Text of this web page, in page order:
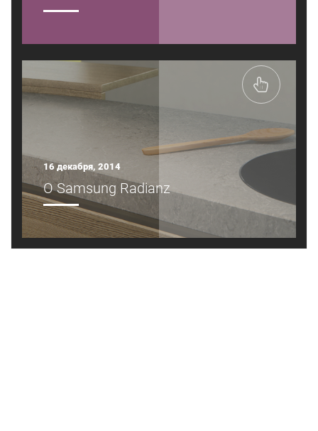
16 декабря, 2014
О Samsung Radianz